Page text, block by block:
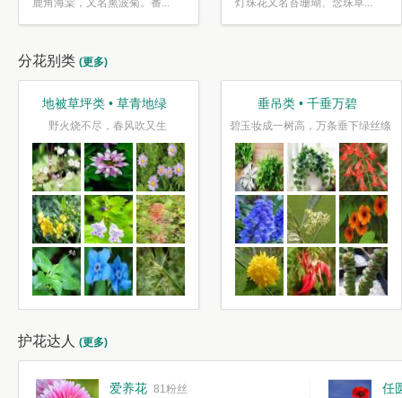
鹿角海棠，又名熏波菊。番... 灯珠花又名苔珊瑚、念珠草...
分花别类 (更多)
地被草坪类 • 草青地绿
野火烧不尽，春风吹又生
垂吊类 • 千垂万碧
碧玉妆成一树高，万条垂下绿丝绦
护花达人 (更多)
爱养花 81粉丝
任